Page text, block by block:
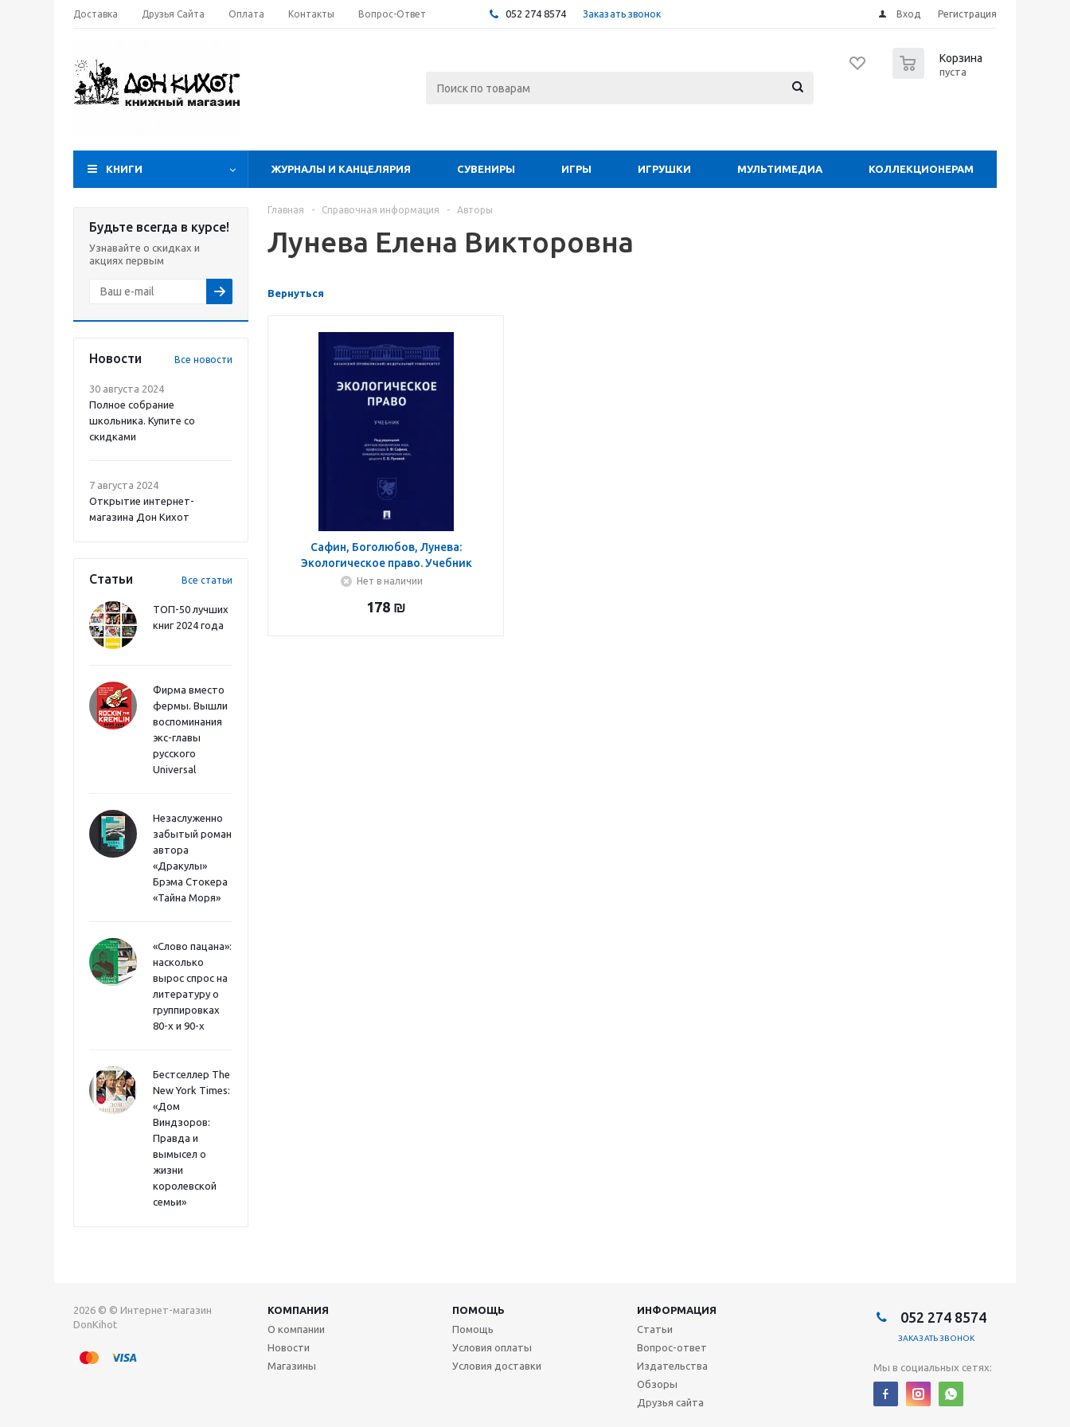
Доставка Друзья Сайта Оплата Контакты Вопрос-Ответ 052 274 8574 Заказать звонок Вход Регистрация
Корзина
пуста
КНИГИ ЖУРНАЛЫ И КАНЦЕЛЯРИЯ СУВЕНИРЫ ИГРЫ ИГРУШКИ МУЛЬТИМЕДИА КОЛЛЕКЦИОНЕРАМ
Будьте всегда в курсе!
Узнавайте о скидках и
акциях первым
Новости Все новости
30 августа 2024
Полное собрание
школьника. Купите со
скидками
7 августа 2024
Открытие интернет-
магазина Дон Кихот
Статьи Все статьи
ТОП-50 лучших
книг 2024 года
Фирма вместо
фермы. Вышли
воспоминания
экс-главы
русского
Universal
Незаслуженно
забытый роман
автора
«Дракулы»
Брэма Стокера
«Тайна Моря»
«Слово пацана»:
насколько
вырос спрос на
литературу о
группировках
80-х и 90-х
Бестселлер The
New York Times:
«Дом
Виндзоров:
Правда и
вымысел о
жизни
королевской
семьи»
Главная - Справочная информация - Авторы
Лунева Елена Викторовна
Вернуться
Сафин, Боголюбов, Лунева:
Экологическое право. Учебник
Нет в наличии
178 ₪
2026 © © Интернет-магазин
DonKihot
КОМПАНИЯ ПОМОЩЬ
ИНФОРМАЦИЯ
О компании
Новости
Магазины
Помощь
Условия оплаты
Условия доставки
Статьи
Вопрос-ответ
Издательства
Обзоры
Друзья сайта
052 274 8574
ЗАКАЗАТЬ ЗВОНОК
Мы в социальных сетях: